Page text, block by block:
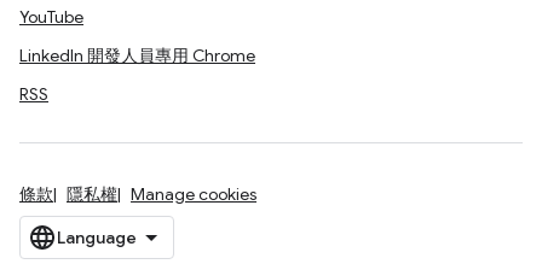
YouTube
LinkedIn 開發人員專用 Chrome
RSS
條款 隱私權 Manage cookies